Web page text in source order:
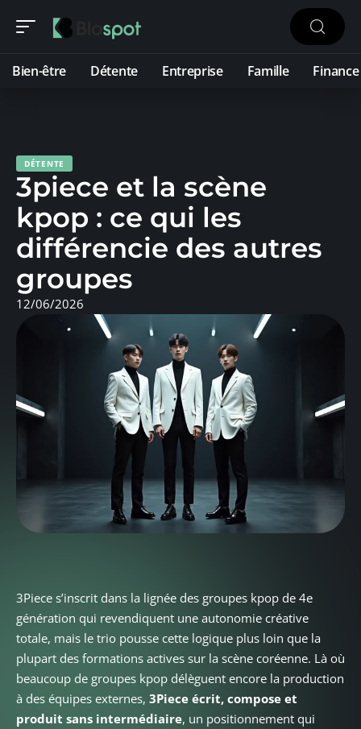
Bien-être Détente Entreprise Famille Finance
DÉTENTE
3piece et la scène
kpop : ce qui les
différencie des autres
groupes
12/06/2026
3Piece s’inscrit dans la lignée des groupes kpop de 4e
génération qui revendiquent une autonomie créative
totale, mais le trio pousse cette logique plus loin que la
plupart des formations actives sur la scène coréenne. Là où
beaucoup de groupes kpop délèguent encore la production
à des équipes externes, 3Piece écrit, compose et
produit sans intermédiaire, un positionnement qui